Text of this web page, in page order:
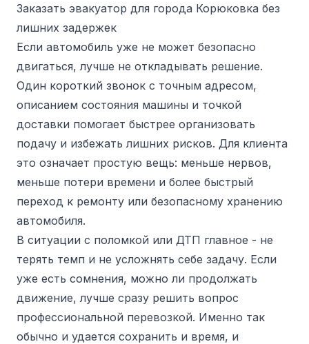
Заказать эвакуатор для города Корюковка без
лишних задержек
Если автомобиль уже не может безопасно
двигаться, лучше не откладывать решение.
Один короткий звонок с точным адресом,
описанием состояния машины и точкой
доставки помогает быстрее организовать
подачу и избежать лишних рисков. Для клиента
это означает простую вещь: меньше нервов,
меньше потери времени и более быстрый
переход к ремонту или безопасному хранению
автомобиля.
В ситуации с поломкой или ДТП главное - не
терять темп и не усложнять себе задачу. Если
уже есть сомнения, можно ли продолжать
движение, лучше сразу решить вопрос
профессиональной перевозкой. Именно так
обычно и удается сохранить и время, и